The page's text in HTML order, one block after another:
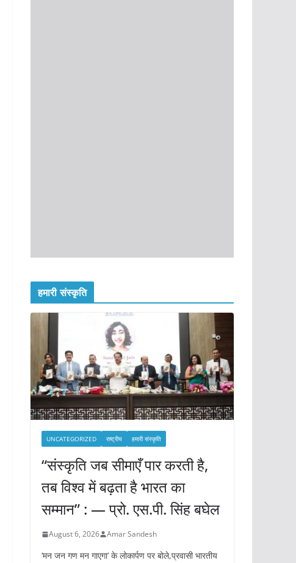
हमारी संस्कृति
UNCATEGORIZED राष्ट्रीय हमारी संस्कृति
“संस्कृति जब सीमाएँ पार करती है,
तब विश्व में बढ़ता है भारत का
सम्मान” : — प्रो. एस.पी. सिंह बघेल
August 6, 2026 Amar Sandesh
‘मन जन गण मन गाएगा’ के लोकार्पण पर बोले,प्रवासी भारतीय